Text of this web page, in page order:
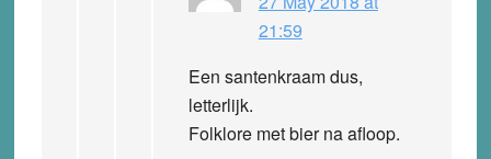
21:59
Een santenkraam dus,
letterlijk.
Folklore met bier na afloop.